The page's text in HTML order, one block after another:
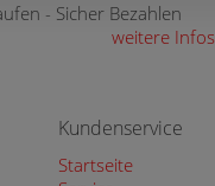
- Sicher Bezahlen
weitere Infos
Kundenservice
Startseite